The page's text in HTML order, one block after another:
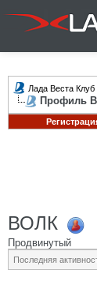
Лада Веста Клуб
Профиль
ВОЛК
Продвинутый
Последняя